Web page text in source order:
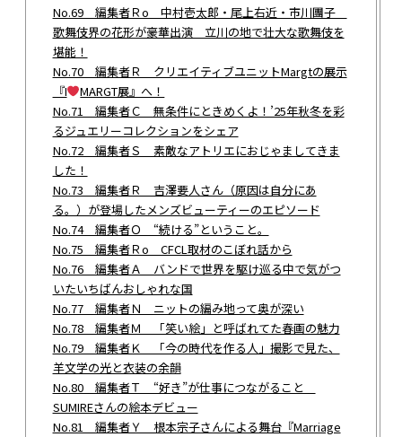
No.69 編集者Ｒo 中村壱太郎・尾上右近・市川團子
歌舞伎界の花形が豪華出演 立川の地で壮大な歌舞伎を
堪能！
No.70 編集者Ｒ クリエイティブユニットMargtの展示
『I
MARGT展』へ！
No.71 編集者Ｃ 無条件にときめくよ！’25年秋冬を彩
るジュエリーコレクションをシェア
No.72 編集者Ｓ 素敵なアトリエにおじゃましてきま
した！
No.73 編集者Ｒ 吉澤要人さん（原因は自分にあ
る。）が登場したメンズビューティーのエピソード
No.74 編集者Ｏ “続ける”ということ。
No.75 編集者Ｒo CFCL取材のこぼれ話から
No.76 編集者Ａ バンドで世界を駆け巡る中で気がつ
いたいちばんおしゃれな国
No.77 編集者Ｎ ニットの編み地って奥が深い
No.78 編集者Ｍ 「笑い絵」と呼ばれてた春画の魅力
No.79 編集者Ｋ 「今の時代を作る人」撮影で見た、
羊文学の光と衣装の余韻
No.80 編集者Ｔ “好き”が仕事につながること
SUMIREさんの絵本デビュー
No.81 編集者Ｙ 根本宗子さんによる舞台『Marriage